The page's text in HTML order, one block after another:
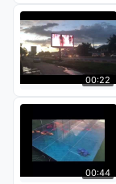
00:22
00:44